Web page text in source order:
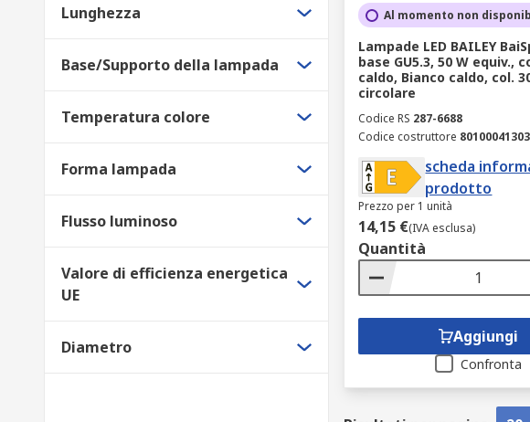
Lunghezza
Base/Supporto della lampada
Temperatura colore
Forma lampada
Flusso luminoso
Valore di efficienza energetica
UE
Diametro
Al momento non
Lampade LED BAILEY
base GU5.3, 50 W equiv.,
caldo, Bianco caldo, col.
circolare
Codice RS 287-6688
Codice costruttore 80100041303
scheda
prodotto
Prezzo per 1 unità
14,15 €(IVA esclusa)
Quantità
Aggiungi
Confronta